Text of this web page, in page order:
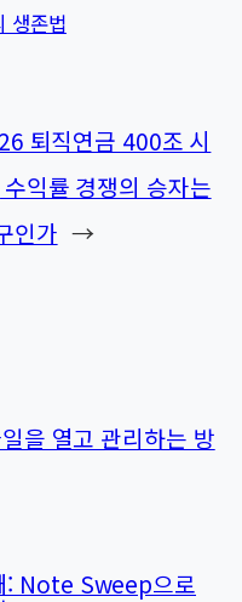
생존법
퇴직연금 400조 시
익률 경쟁의 승자는
인가 →
을 열고 관리하는 방
: Note Sweep으로